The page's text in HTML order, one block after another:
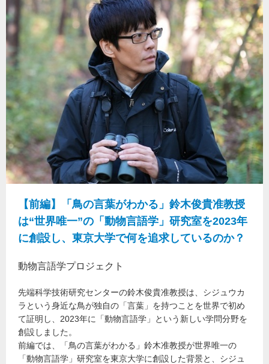
【前編】「鳥の言葉がわかる」鈴木俊貴准教授
は“世界唯一”の「動物言語学」研究室を2023年
に創設し、東京大学で何を追求しているのか？
動物言語学プロジェクト
先端科学技術研究センターの鈴木俊貴准教授は、シジュウカ
ラという身近な鳥が独自の「言葉」を持つことを世界で初め
て証明し、2023年に「動物言語学」という新しい学問分野を
創設しました。
前編では、「鳥の言葉がわかる」鈴木准教授が世界唯一の
「動物言語学」研究室を東京大学に創設した背景と、シジュ